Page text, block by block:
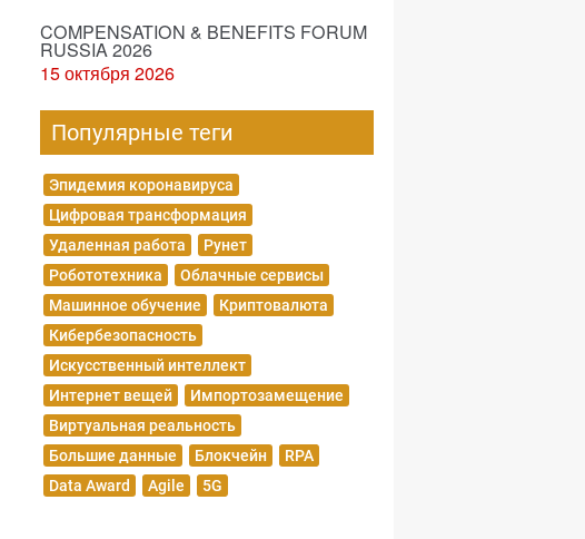
COMPENSATION & BENEFITS FORUM
RUSSIA 2026
15 октября 2026
Популярные теги
Эпидемия коронавируса
Цифровая трансформация
Удаленная работа
Рунет
Робототехника
Облачные сервисы
Машинное обучение
Криптовалюта
Кибербезопасность
Искусственный интеллект
Интернет вещей
Импортозамещение
Виртуальная реальность
Большие данные
Блокчейн
RPA
Data Award
Agile 5G